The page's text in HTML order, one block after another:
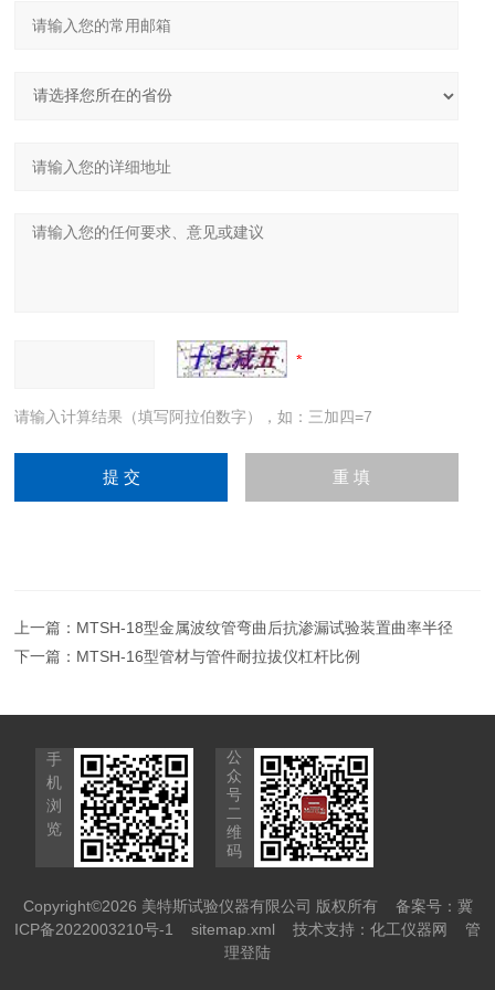
请输入计算结果（填写阿拉伯数字），如：三加四=7
上一篇： MTSH-18型金属波纹管弯曲后抗渗漏试验装置曲率半径
下一篇： MTSH-16型管材与管件耐拉拔仪杠杆比例
手
机
浏
览
公
众
号
二
维
码
Copyright©2026 美特斯试验仪器有限公司 版权所有 备案号：冀
ICP备2022003210号-1
sitemap.xml 技术支持： 化工仪器网
管
理登陆